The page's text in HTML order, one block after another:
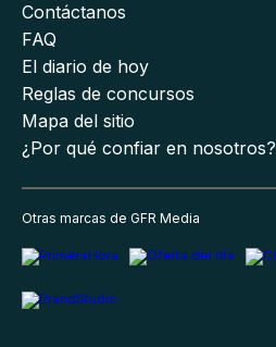
Contáctanos
FAQ
El diario de hoy
Reglas de concursos
Mapa del sitio
¿Por qué confiar en nosotros?
Otras marcas de GFR Media